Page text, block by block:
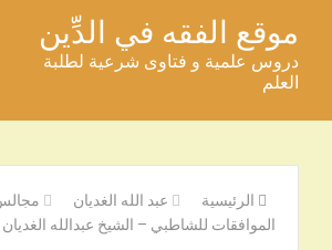
المحتوى
موقع الفقه في الدِّين
دروس علمية و فتاوى شرعية لطلبة
العلم
الرئيسية عبد الله الغديان
الموافقات للشاطبي – الشيخ عبدالله